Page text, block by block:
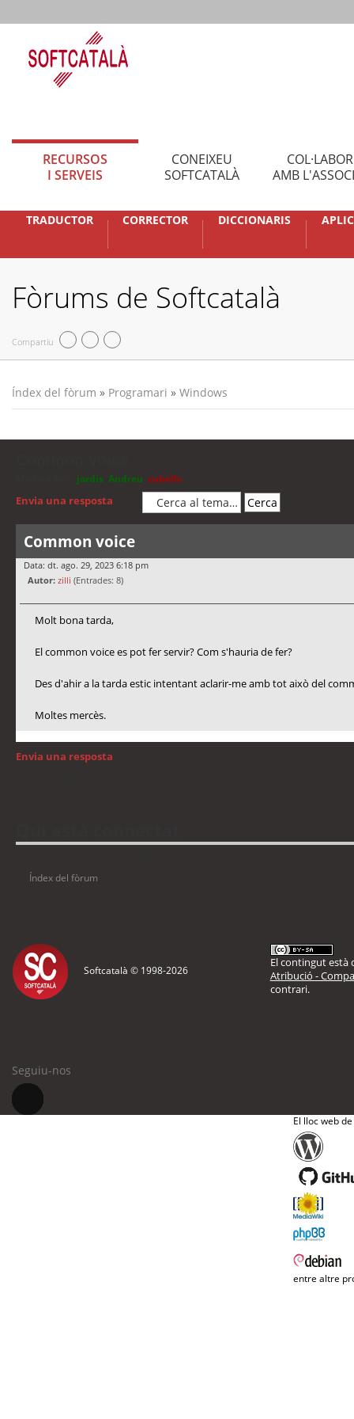
RECURSOS
I SERVEIS
CONEIXEU
SOFTCATALÀ
AMB
TRADUCTOR CORRECTOR DICCIONARIS
Fòrums de Softcatalà
Compartiu
Índex del fòrum » Programari » Windows
jordis Andreu cubells
Envia una resposta
Common voice
Data: dt. ago. 29, 2023 6:18 pm
Autor: zilli (Entrades: 8)
Molt bona tarda,
El common voice es pot fer servir? Com s'hauria de fer?
Des d'ahir a la tarda estic intentant aclarir-me amb tot això del
Moltes mercès.
Envia una resposta
Índex del fòrum
Softcatalà © 1998-2026
El contingut està
Atribució -
contrari.
Seguiu-nos
El lloc web
entre altre